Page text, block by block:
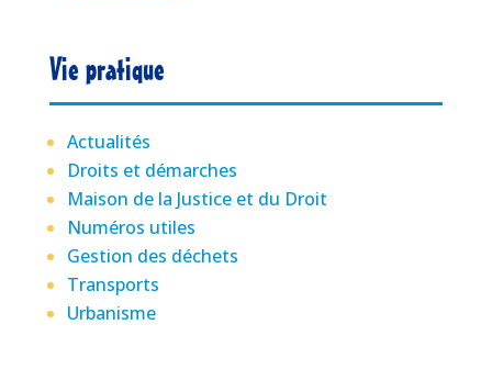
Vie pratique
Actualités
Droits et démarches
Maison de la Justice et du Droit
Numéros utiles
Gestion des déchets
Transports
Urbanisme